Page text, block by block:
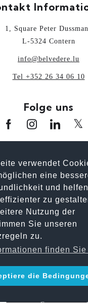
verwendet
eine
und
zu
Nutzung der
Sie unseren
zu.
finden
die
1, Square Peter
L-5324 Contern
info@belvedere.lu
Tel +352 26 34 06 10
Folge uns
www.bhp.lu
der besseren Lesbarkeit
generische Maskulinum. Die
jedoch ausdrücklich auf alle
S.A. Alle Rechte
- Aktualisierung